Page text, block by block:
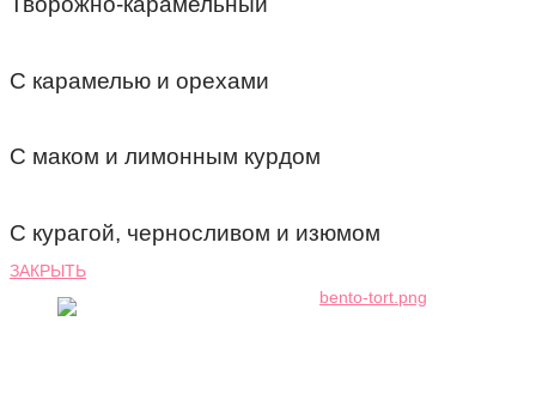
С карамелью и орехами
С маком и лимонным курдом
С курагой, черносливом и изюмом
ЗАКРЫТЬ